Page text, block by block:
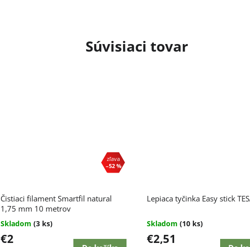
Súvisiaci tovar
–52 %
Čistiaci filament Smartfil natural
1,75 mm 10 metrov
Skladom (3 ks)
€2
Lepiaca tyčinka Easy stick
Skladom (10 ks)
€2,51